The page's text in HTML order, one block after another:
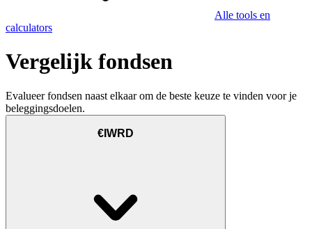
Alle tools en
calculators
Vergelijk fondsen
Evalueer fondsen naast elkaar om de beste keuze te vinden voor je
beleggingsdoelen.
€IWRD